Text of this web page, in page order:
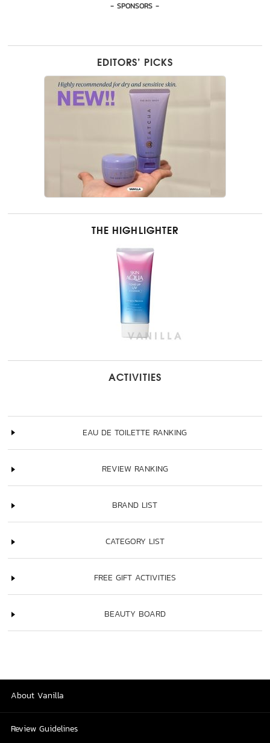
- SPONSORS -
EDITORS’ PICKS
THE HIGHLIGHTER
ACTIVITIES
EAU DE TOILETTE RANKING
REVIEW RANKING
BRAND LIST
CATEGORY LIST
FREE GIFT ACTIVITIES
BEAUTY BOARD
About Vanilla
Review Guidelines